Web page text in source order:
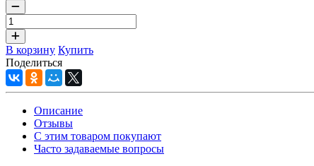
В корзину Купить
Поделиться
Описание
Отзывы
С этим товаром покупают
Часто задаваемые вопросы